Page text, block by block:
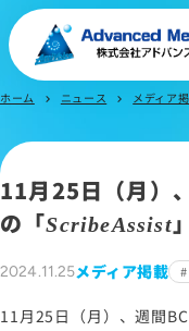
会社案内
オウンドメディア
IR情報
ホーム chevron_right ニュース chevron_right メディア
11月25日（月）
の「ScribeAssist
2024.11.25メディア掲載
11月25日（月）、週間